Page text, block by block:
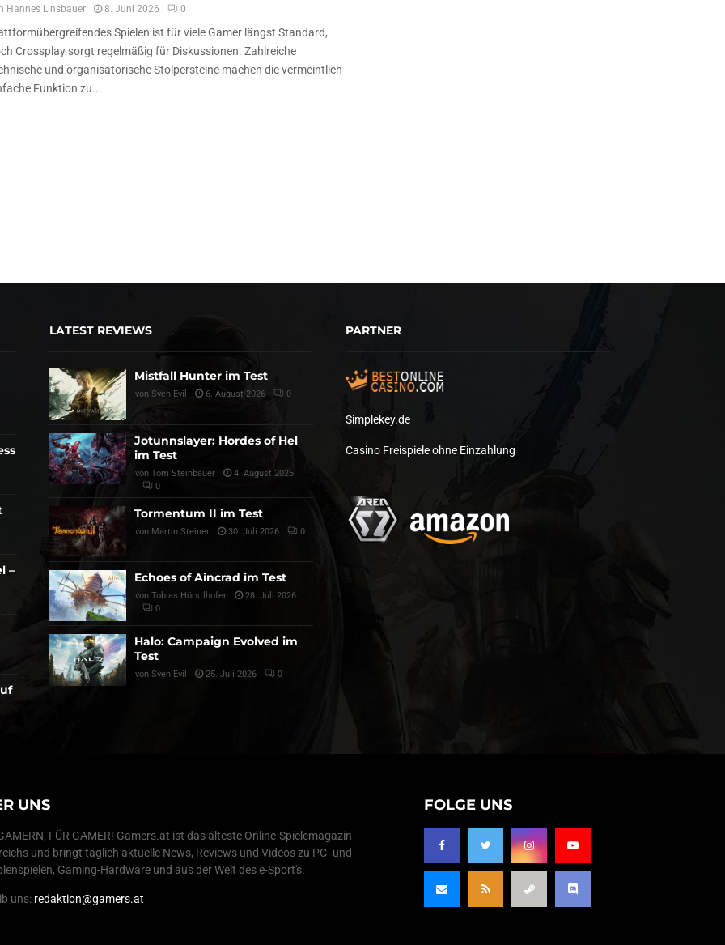
Hannes Linsbauer 8. Juni 2026 0
Spielen ist für viele Gamer längst Standard,
Crossplay sorgt regelmäßig für Diskussionen. Zahlreiche
und organisatorische Stolpersteine machen die vermeintlich
Funktion zu...
–
LATEST REVIEWS
Mistfall Hunter im Test
von Sven Evil 6. August 2026 0
Jotunnslayer: Hordes of Hel
im Test
von Tom Steinbauer
4. August 2026
0
Tormentum II im Test
von Martin Steiner 30. Juli 2026 0
Echoes of Aincrad im Test
von Tobias Hörstlhofer
28. Juli 2026
0
Halo: Campaign Evolved im
Test
von Sven Evil 25. Juli 2026 0
PARTNER
Simplekey.de
Casino Freispiele ohne Einzahlung
UNS
FÜR GAMER! Gamers.at ist das älteste Online-Spielemagazin
und bringt täglich aktuelle News, Reviews und Videos zu PC- und
Gaming-Hardware und aus der Welt des e-Sport's.
uns: redaktion@gamers.at
FOLGE UNS